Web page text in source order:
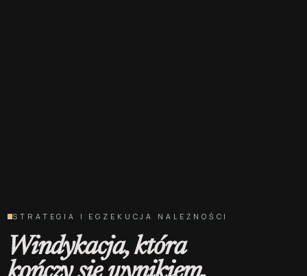
STRATEGIA I EGZEKUCJA NALEŻNOŚCI
Windykacja, która